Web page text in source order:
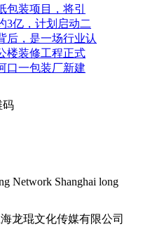
装项目，将引
3亿，计划启动二
后，是一场行业认
楼装修工程正式
口一包装厂新建
码
Network Shanghai long
海龙琨文化传媒有限公司